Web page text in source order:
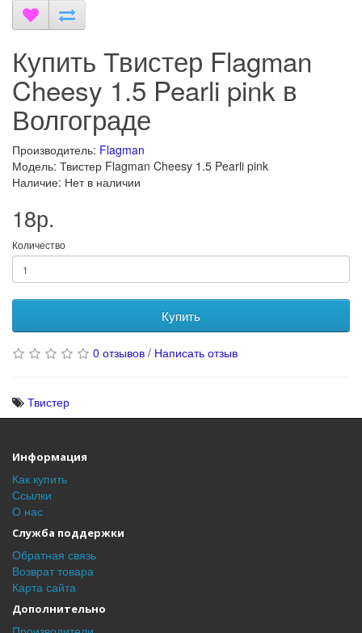
Купить Твистер Flagman
Cheesy 1.5 Pearli pink в
Волгограде
Производитель: Flagman
Модель: Твистер Flagman Cheesy 1.5 Pearli pink
Наличие: Нет в наличии
18р.
Количество
Купить
0 отзывов / Написать отзыв
Твистер
Информация
Как купить
Ссылки
О нас
Служба поддержки
Обратная связь
Возврат товара
Карта сайта
Дополнительно